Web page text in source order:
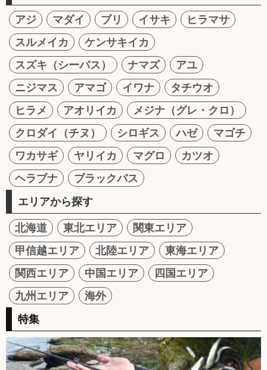
アジ マダイ ブリ イサキ
ヒラマサ
スルメイカ
ケンサキイカ
スズキ（シーバス）
ナマズ
アユ
ニジマス
アマゴ イワナ
タチウオ
ヒラメ
アオリイカ
メジナ（グレ・クロ）
クロダイ（チヌ）
シロギス ハゼ
マゴチ
ワカサギ
ヤリイカ マグロ
カツオ
ヘラブナ
ブラックバス
エリアから探す
北海道 東北エリア
関東エリア
甲信越エリア
北陸エリア
東海エリア
関西エリア
中国エリア
四国エリア
九州エリア
海外
特集